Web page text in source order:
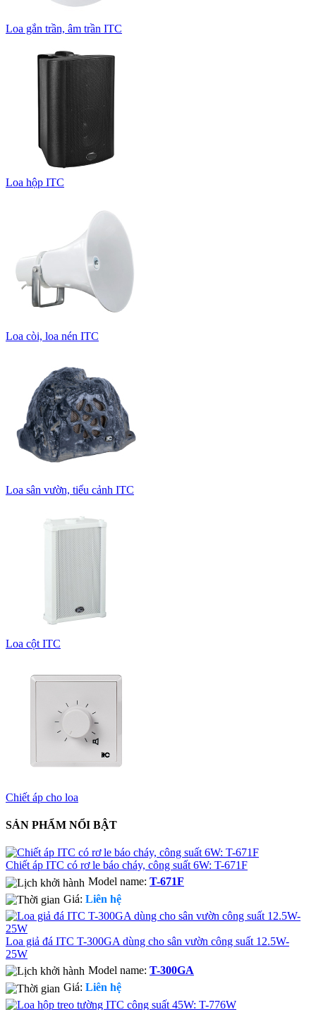
Loa gắn trần, âm trần ITC
Loa hộp ITC
Loa còi, loa nén ITC
Loa sân vườn, tiểu cảnh ITC
Loa cột ITC
Chiết áp cho loa
SẢN PHẨM NỔI BẬT
Chiết áp ITC có rơ le báo cháy, công suất 6W: T-671F
Model name: T-671F
Giá: Liên hệ
Loa giả đá ITC T-300GA dùng cho sân vườn công suất 12.5W-
25W
Model name: T-300GA
Giá: Liên hệ